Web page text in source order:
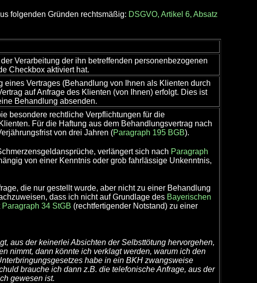
folgenden Gründen rechtsmäßig: DSGVO, Artikel 6, Absatz
Verarbeitung der ihn betreffenden personenbezogenen
Checkbox aktiviert hat.
eines Vertrages (Behandlung von Ihnen als Klienten durch
auf Anfrage des Klienten (von Ihnen) erfolgt. Dies ist
Behandlung absenden.
besondere rechtliche Verpflichtungen für die
Für die Haftung aus dem Behandlungsvertrag nach
von drei Jahren (Paragraph 195 BGB).
verlängert sich nach Paragraph
von einer Kenntnis oder grob fahrlässige Unkenntnis,
die nur gestellt wurde, aber nicht zu einer Behandlung
dass ich nicht auf Grundlage des Bayerischen
Paragraph 34 StGB (rechtfertigender Notstand) zu einer
aus der keinerlei Absichten der Selbsttötung hervorgehen,
nimmt, dann könnte ich verklagt werden, warum ich den
habe in ein BKH zwangsweise
brauche ich dann z.B. die telefonische Anfrage, aus der
gewesen ist.